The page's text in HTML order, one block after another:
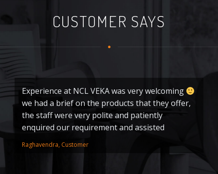
CUSTOMER SAYS
Experience at NCL VEKA was very welcoming
we had a brief on the products that they offer,
the staff were very polite and patiently
enquired our requirement and assisted
Raghavendra, Customer